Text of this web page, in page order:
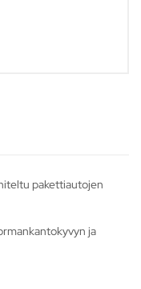
pakettiautojen
ja